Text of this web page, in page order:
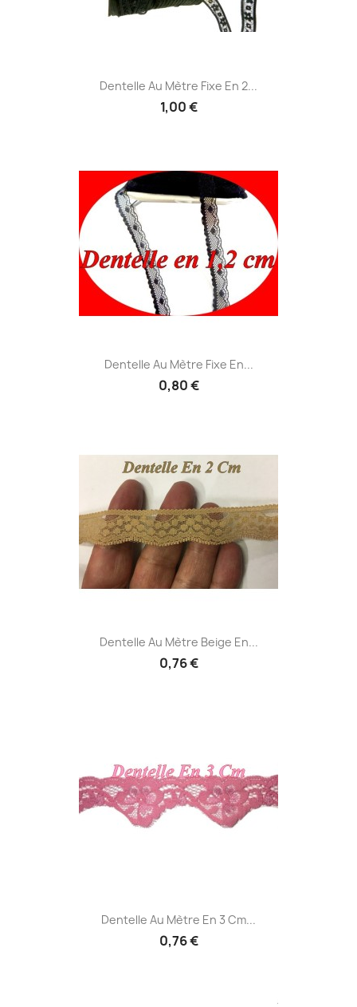
Dentelle Au Mètre Fixe En 2...
1,00 €
Dentelle Au Mètre Fixe En...
0,80 €
Dentelle Au Mètre Beige En...
0,76 €
Dentelle Au Mètre En 3 Cm...
0,76 €